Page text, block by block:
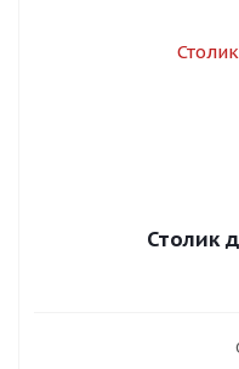
Столик